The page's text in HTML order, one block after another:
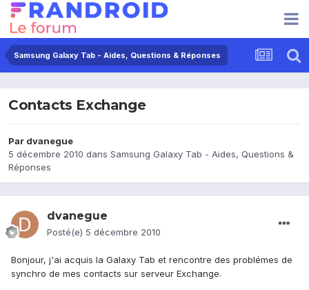
Samsung Galaxy Tab - Aides, Questions & Réponses
Contacts Exchange
Par dvanegue
5 décembre 2010 dans Samsung Galaxy Tab - Aides, Questions &
Réponses
dvanegue
Posté(e) 5 décembre 2010
Bonjour, j'ai acquis la Galaxy Tab et rencontre des problémes de
synchro de mes contacts sur serveur Exchange.